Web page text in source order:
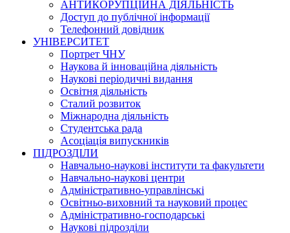
АНТИКОРУПЦІЙНА ДІЯЛЬНІСТЬ
Доступ до публічної інформації
Телефонний довідник
УНІВЕРСИТЕТ
Портрет ЧНУ
Наукова й інноваційна діяльність
Наукові періодичні видання
Освітня діяльність
Сталий розвиток
Міжнародна діяльність
Студентська рада
Асоціація випускників
ПІДРОЗДІЛИ
Навчально-наукові інститути та факультети
Навчально-наукові центри
Адміністративно-управлінські
Освітньо-виховний та науковий процес
Адміністративно-господарські
Наукові підрозділи